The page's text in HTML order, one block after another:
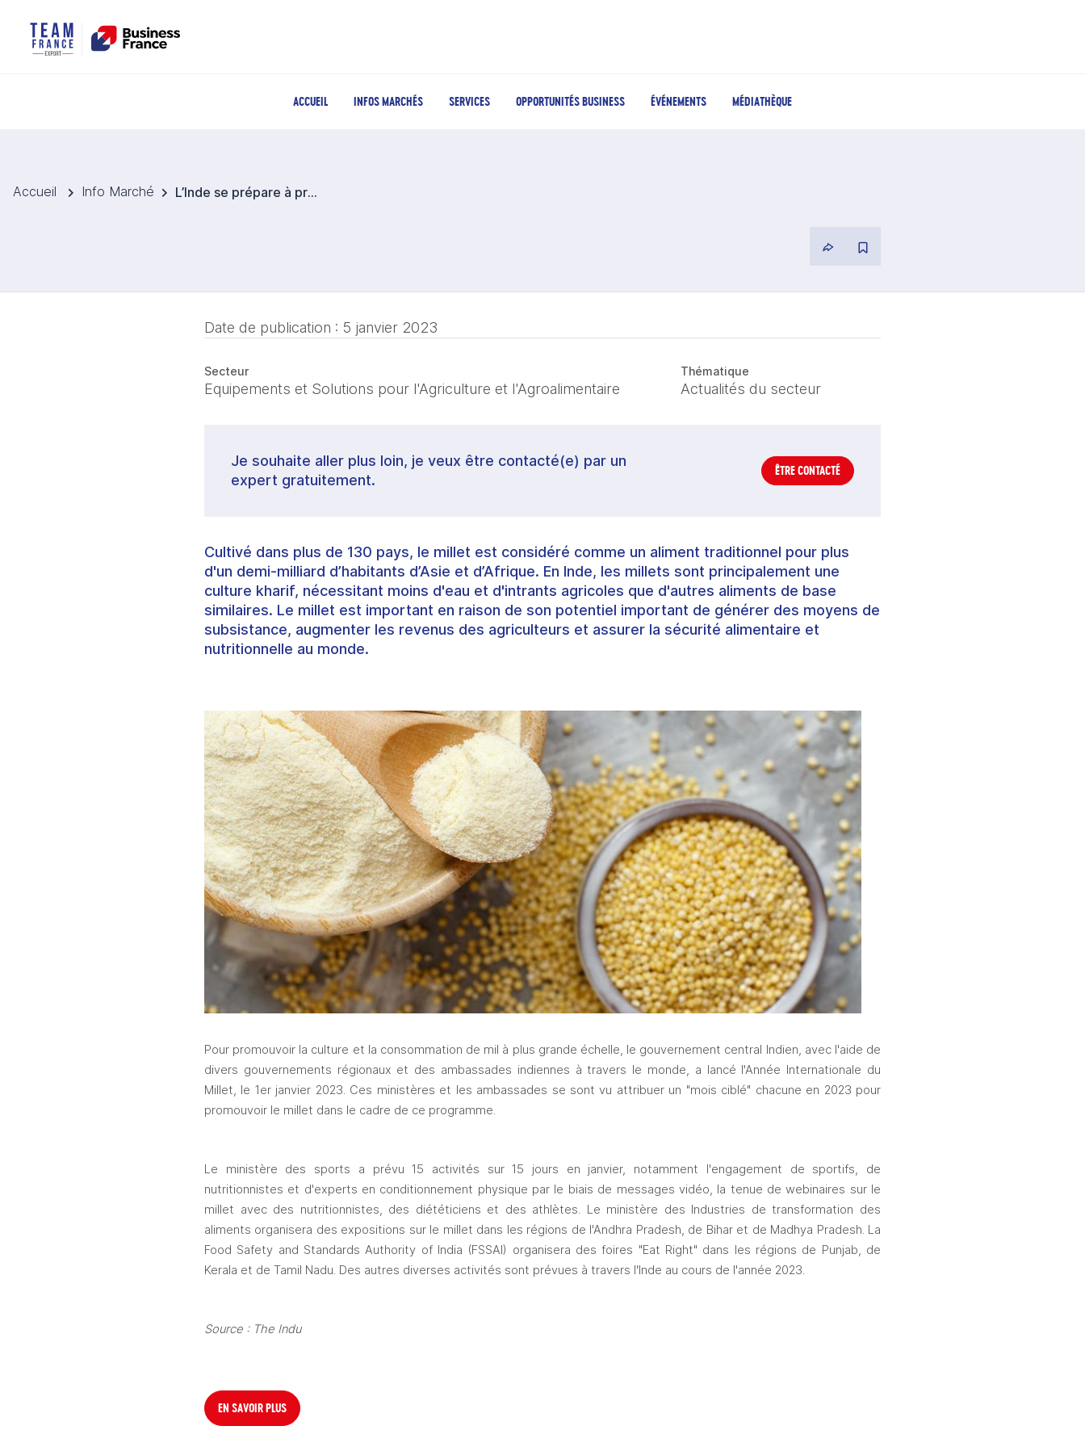
ACCUEIL INFOS MARCHÉS SERVICES OPPORTUNITÉS BUSINESS ÉVÉNEMENTS MÉDIATHÈQUE
Accueil Info Marché L’Inde se prépare à promouvoir « l'Année Internationale du Millet »
Date de publication : 5 janvier 2023
Secteur
Equipements et Solutions pour l'Agriculture et l'Agroalimentaire
Thématique
Actualités du secteur
Je souhaite aller plus loin, je veux être contacté(e) par un
expert gratuitement.
ÊTRE CONTACTÉ
Cultivé dans plus de 130 pays, le millet est considéré comme un aliment traditionnel pour plus
d'un demi-milliard d’habitants d’Asie et d’Afrique. En Inde, les millets sont principalement une
culture kharif, nécessitant moins d'eau et d'intrants agricoles que d'autres aliments de base
similaires. Le millet est important en raison de son potentiel important de générer des moyens de
subsistance, augmenter les revenus des agriculteurs et assurer la sécurité alimentaire et
nutritionnelle au monde.
Pour promouvoir la culture et la consommation de mil à plus grande échelle, le gouvernement central Indien, avec l'aide de
divers gouvernements régionaux et des ambassades indiennes à travers le monde, a lancé l'Année Internationale du
Millet, le 1er janvier 2023. Ces ministères et les ambassades se sont vu attribuer un "mois ciblé" chacune en 2023 pour
promouvoir le millet dans le cadre de ce programme.
Le ministère des sports a prévu 15 activités sur 15 jours en janvier, notamment l'engagement de sportifs, de
nutritionnistes et d'experts en conditionnement physique par le biais de messages vidéo, la tenue de webinaires sur le
millet avec des nutritionnistes, des diététiciens et des athlètes. Le ministère des Industries de transformation des
aliments organisera des expositions sur le millet dans les régions de l'Andhra Pradesh, de Bihar et de Madhya Pradesh. La
Food Safety and Standards Authority of India (FSSAI) organisera des foires "Eat Right" dans les régions de Punjab, de
Kerala et de Tamil Nadu. Des autres diverses activités sont prévues à travers l'Inde au cours de l'année 2023.
Source : The Indu
EN SAVOIR PLUS